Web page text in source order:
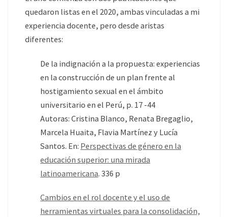
quedaron listas en el 2020, ambas vinculadas a mi
experiencia docente, pero desde aristas
diferentes:
De la indignación a la propuesta: experiencias
en la construcción de un plan frente al
hostigamiento sexual en el ámbito
universitario en el Perú, p. 17 -44
Autoras: Cristina Blanco, Renata Bregaglio,
Marcela Huaita, Flavia Martínez y Lucía
Santos. En: Perspectivas de género en la
educación superior: una mirada
latinoamericana. 336 p
Cambios en el rol docente y el uso de
herramientas virtuales para la consolidación,